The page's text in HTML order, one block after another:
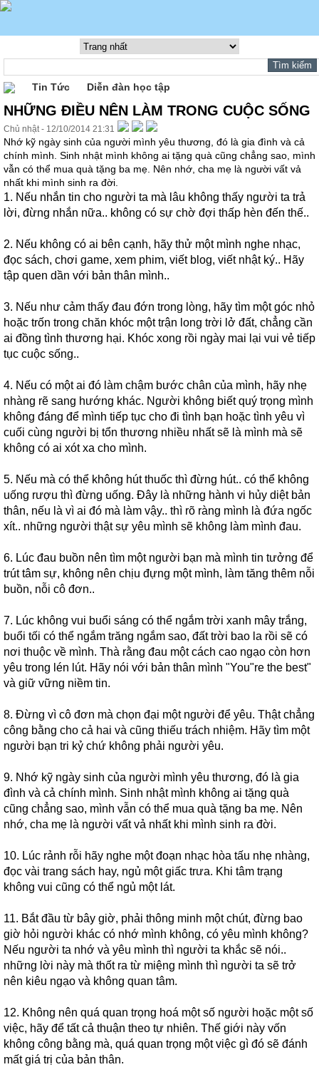
Tin Tức Diễn đàn học tập
NHỮNG ĐIỀU NÊN LÀM TRONG CUỘC SỐNG
Chủ nhật - 12/10/2014 21:31
Nhớ kỹ ngày sinh của người mình yêu thương, đó là gia đình và cả
chính mình. Sinh nhật mình không ai tặng quà cũng chẳng sao, mình
vẫn có thể mua quà tặng ba mẹ. Nên nhớ, cha mẹ là người vất vả
nhất khi mình sinh ra đời.
1. Nếu nhắn tin cho người ta mà lâu không thấy người ta trả
lời, đừng nhắn nữa.. không có sự chờ đợi thấp hèn đến thế..
2. Nếu không có ai bên cạnh, hãy thử một mình nghe nhạc,
đọc sách, chơi game, xem phim, viết blog, viết nhật ký.. Hãy
tập quen dần với bản thân mình..
3. Nếu như cảm thấy đau đớn trong lòng, hãy tìm một góc nhỏ
hoặc trốn trong chăn khóc một trận long trời lở đất, chẳng cần
ai đồng tình thương hại. Khóc xong rồi ngày mai lại vui vẻ tiếp
tục cuộc sống..
4. Nếu có một ai đó làm chậm bước chân của mình, hãy nhẹ
nhàng rẽ sang hướng khác. Người không biết quý trọng mình
không đáng để mình tiếp tục cho đi tình bạn hoặc tình yêu vì
cuối cùng người bị tổn thương nhiều nhất sẽ là mình mà sẽ
không có ai xót xa cho mình.
5. Nếu mà có thể không hút thuốc thì đừng hút.. có thể không
uống rượu thì đừng uống. Đây là những hành vi hủy diệt bản
thân, nếu là vì ai đó mà làm vậy.. thì rõ ràng mình là đứa ngốc
xít.. những người thật sự yêu mình sẽ không làm mình đau.
6. Lúc đau buồn nên tìm một người bạn mà mình tin tưởng để
trút tâm sự, không nên chịu đựng một mình, làm tăng thêm nỗi
buồn, nỗi cô đơn..
7. Lúc không vui buổi sáng có thể ngắm trời xanh mây trắng,
buổi tối có thể ngắm trăng ngắm sao, đất trời bao la rồi sẽ có
nơi thuộc về mình. Thà rằng đau một cách cao ngạo còn hơn
yêu trong lén lút. Hãy nói với bản thân mình "You"re the best"
và giữ vững niềm tin.
8. Đừng vì cô đơn mà chọn đại một người để yêu. Thật chẳng
công bằng cho cả hai và cũng thiếu trách nhiệm. Hãy tìm một
người bạn tri kỷ chứ không phải người yêu.
9. Nhớ kỹ ngày sinh của người mình yêu thương, đó là gia
đình và cả chính mình. Sinh nhật mình không ai tặng quà
cũng chẳng sao, mình vẫn có thể mua quà tặng ba mẹ. Nên
nhớ, cha mẹ là người vất vả nhất khi mình sinh ra đời.
10. Lúc rảnh rỗi hãy nghe một đoạn nhạc hòa tấu nhẹ nhàng,
đọc vài trang sách hay, ngủ một giấc trưa. Khi tâm trạng
không vui cũng có thể ngủ một lát.
11. Bắt đầu từ bây giờ, phải thông minh một chút, đừng bao
giờ hỏi người khác có nhớ mình không, có yêu mình không?
Nếu người ta nhớ và yêu mình thì người ta khắc sẽ nói..
những lời này mà thốt ra từ miệng mình thì người ta sẽ trở
nên kiêu ngạo và không quan tâm.
12. Không nên quá quan trọng hoá một số người hoặc một số
việc, hãy để tất cả thuận theo tự nhiên. Thế giới này vốn
không công bằng mà, quá quan trọng một việc gì đó sẽ đánh
mất giá trị của bản thân.